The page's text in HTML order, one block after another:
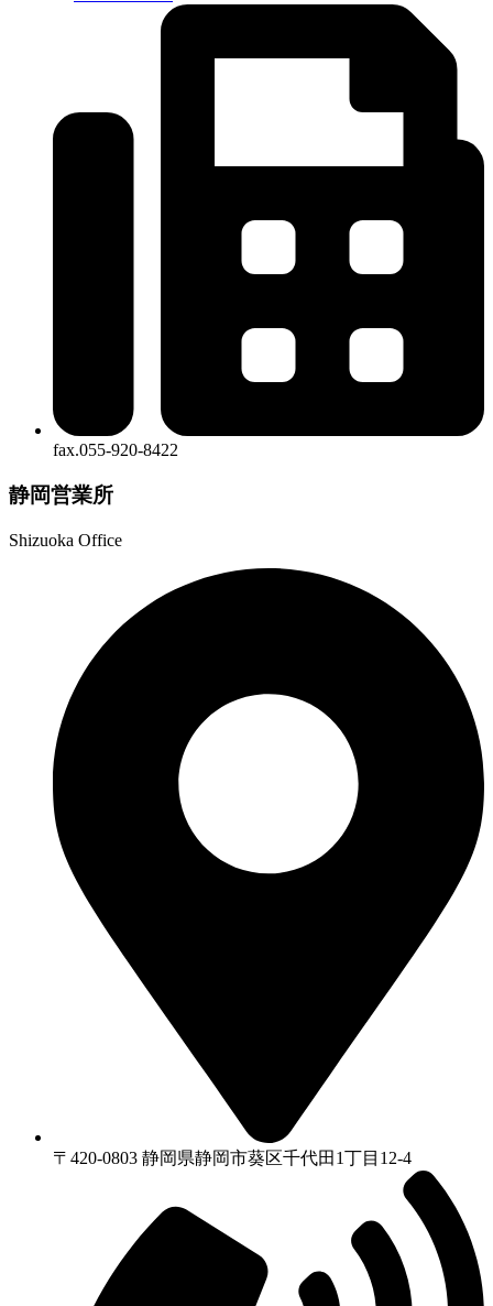
fax.055-920-8422
静岡営業所
Shizuoka Office
〒420-0803 静岡県静岡市葵区千代⽥1丁⽬12-4